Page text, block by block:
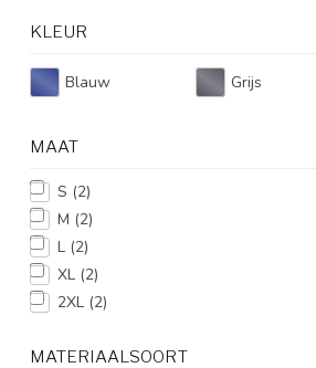
KLEUR
Blauw Grijs
MAAT
S (2)
M (2)
L (2)
XL (2)
2XL (2)
MATERIAALSOORT